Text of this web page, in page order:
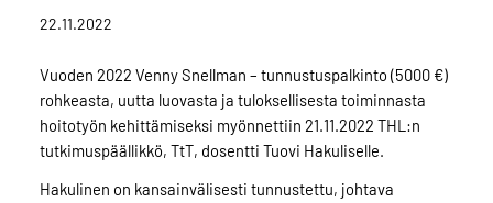
22.11.2022
Vuoden 2022 Venny Snellman – tunnustuspalkinto (5000 €)
rohkeasta, uutta luovasta ja tuloksellisesta toiminnasta
hoitotyön kehittämiseksi myönnettiin 21.11.2022 THL:n
tutkimuspäällikkö, TtT, dosentti Tuovi Hakuliselle.
Hakulinen on kansainvälisesti tunnustettu, johtava